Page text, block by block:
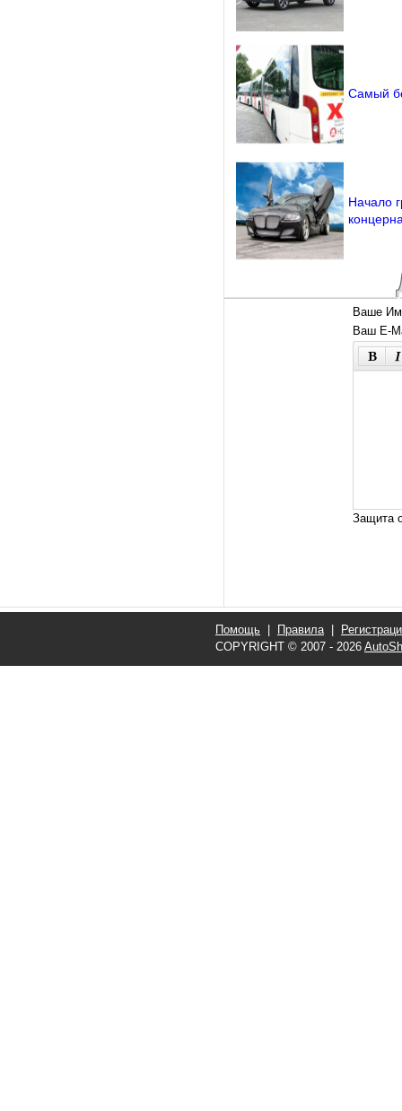
Самый
Начало
Ваше
Ваш E-
Защита
Помощь | Правила |
COPYRIGHT © 2007 - 2026